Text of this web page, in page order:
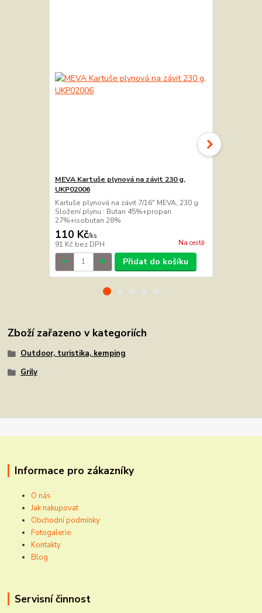
MEVA Kartuše plynová na závit 230 g,
UKP02006
Kartuše plynová na závit 7/16" MEVA, 230 g
Složení plynu : Butan 45%+propan
27%+isobutan 28%
110 Kč/ks
91 Kč bez DPH Na cestě
Přidat do košíku
Zboží zařazeno v kategoriích
Outdoor, turistika, kemping
Grily
Informace pro zákazníky
O nás
Jak nakupovat
Obchodní podmínky
Fotogalerie
Kontakty
Blog
Servisní činnost